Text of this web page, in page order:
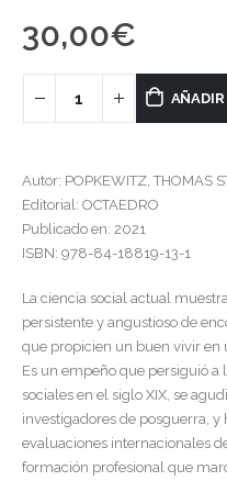
30,00€
Autor: POPKEWITZ, THOMAS
Editorial: OCTAEDRO
Publicado en: 2021
ISBN: 978-84-18819-13-1
La ciencia social actual
persistente y angustioso de
que propicien un buen vivir en
Es un empeño que persiguió
sociales en el siglo XIX, se
investigadores de posguerra,
evaluaciones internacionales
formación profesional que